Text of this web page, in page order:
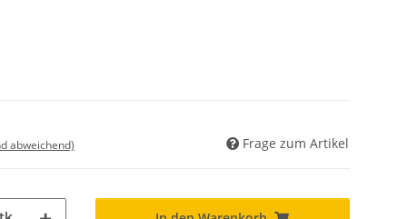
abweichend) Frage zum Artikel